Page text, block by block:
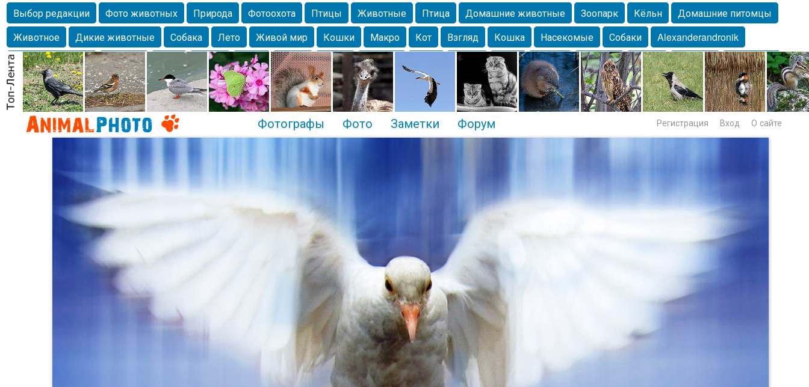
Выбор редакции Фото животных Природа Фотоохота Птицы Животные Птица Домашние животные Зоопарк Кёльн
Домашние питомцы
Животное
Дикие животные Собака Лето Живой мир Кошки Макро Кот Взгляд Кошка Насекомые Собаки
Alexanderandronik
Млекопитающие
Красота Озеро Глаза Крым Весна Москва Белка Зима Морда Собачка Осень Портрет
Домашние
любимцы
Волгоград Лебедь Город Бабочка Чайка Лес Утки Николаев Насекомое Коты Lebert Дикие птицы Утка Самара
Лебеди
Спаниель
Фотографы Фото Заметки Форум Регистрация Вход О сайте